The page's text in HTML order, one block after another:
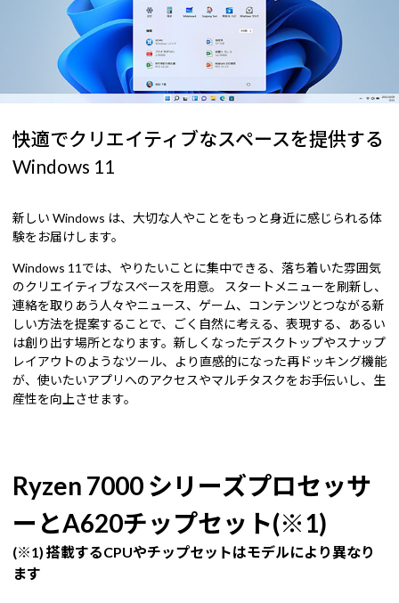
快適でクリエイティブなスペースを提供する
Windows 11
新しい Windows は、大切な人やことをもっと身近に感じられる体
験をお届けします。
Windows 11では、やりたいことに集中できる、落ち着いた雰囲気
のクリエイティブなスペースを用意。 スタートメニューを刷新し、
連絡を取りあう人々やニュース、ゲーム、コンテンツとつながる新
しい方法を提案することで、ごく自然に考える、表現する、あるい
は創り出す場所となります。新しくなったデスクトップやスナップ
レイアウトのようなツール、より直感的になった再ドッキング機能
が、使いたいアプリへのアクセスやマルチタスクをお手伝いし、生
産性を向上させます。
Ryzen 7000 シリーズプロセッサ
ーとA620チップセット(※1)
(※1) 搭載するCPUやチップセットはモデルにより異なり
ます